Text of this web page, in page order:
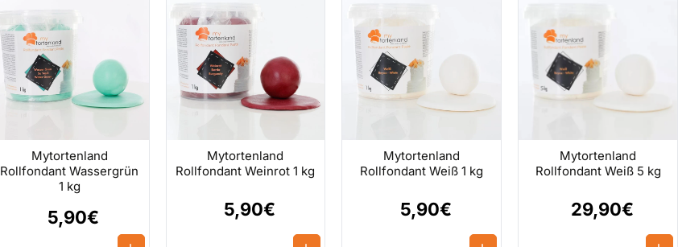
Mytortenland
Rollfondant Wassergrün
1 kg
5,90€
Mytortenland
Rollfondant Weinrot 1 kg
5,90€
Mytortenland
Rollfondant Weiß 1 kg
5,90€
Mytortenland
Rollfondant Weiß 5 kg
29,90€